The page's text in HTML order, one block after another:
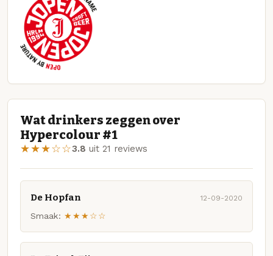
Wat drinkers zeggen over
Hypercolour #1
★★★☆☆3.8 uit 21 reviews
De Hopfan 12-09-2020
Smaak: ★★★☆☆